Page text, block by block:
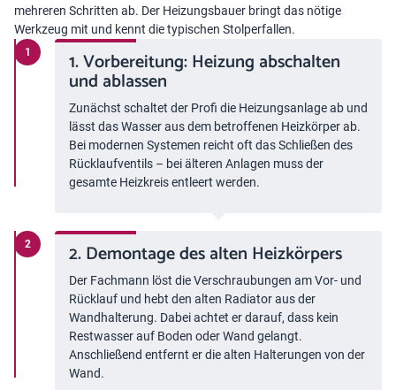
mehreren Schritten ab. Der Heizungsbauer bringt das nötige
Werkzeug mit und kennt die typischen Stolperfallen.
1. Vorbereitung: Heizung abschalten
und ablassen
Zunächst schaltet der Profi die Heizungsanlage ab und
lässt das Wasser aus dem betroffenen Heizkörper ab.
Bei modernen Systemen reicht oft das Schließen des
Rücklaufventils – bei älteren Anlagen muss der
gesamte Heizkreis entleert werden.
2. Demontage des alten Heizkörpers
Der Fachmann löst die Verschraubungen am Vor- und
Rücklauf und hebt den alten Radiator aus der
Wandhalterung. Dabei achtet er darauf, dass kein
Restwasser auf Boden oder Wand gelangt.
Anschließend entfernt er die alten Halterungen von der
Wand.